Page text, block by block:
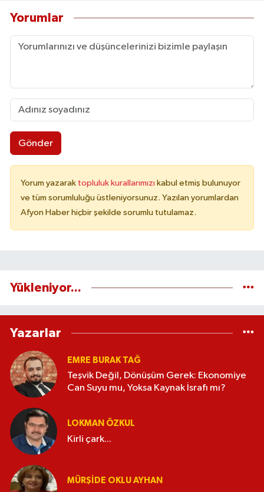
Yorumlar
Gönder
Yorum yazarak topluluk kurallarımızı kabul etmiş bulunuyor
ve tüm sorumluluğu üstleniyorsunuz. Yazılan yorumlardan
Afyon Haber hiçbir şekilde sorumlu tutulamaz.
Yükleniyor...
Yazarlar
EMRE BURAK TAĞ
Teşvik Değil, Dönüşüm Gerek: Ekonomiye
Can Suyu mu, Yoksa Kaynak İsrafı mı?
LOKMAN ÖZKUL
Kirli çark...
MÜRŞIDE OKLU AYHAN